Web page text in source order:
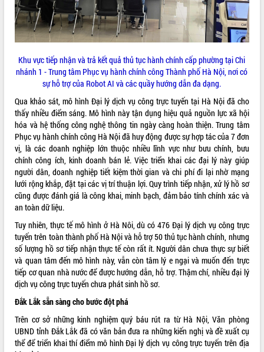
Lễ truy tặng danh hiệu “Bà Mẹ Việt
Nam Anh hùng” và trao Huân chương
Lao động
UBND tỉnh Đắk Lắk triển khai nhiệm
vụ 6 tháng cuối năm 2026
Kỳ họp thứ Hai, Hội đồng nhân dân
tỉnh khóa XI quyết nghị nhiều nội dung
quan trọng
Bí thư Tỉnh ủy Lương Nguyễn Minh
Triết thăm, tặng quà người có công với
cách mạng
Rà soát, hoàn thiện hệ thống thiết chế
văn hóa, thể thao đáp ứng yêu cầu
phát triển mới
Thường trực HĐND tỉnh Đắk Lắk gặp
mặt Đoàn chuyên gia y tế TP. Hồ Chí
Minh
Lễ truy điệu và an táng hài cốt liệt sĩ
tại Nghĩa trang Liệt sĩ xã Sơn Hòa
Bàn giải pháp tháo gỡ khó khăn trong
xuất khẩu sầu riêng và triển khai quy
định EUDR
Thứ trưởng Bộ Nông nghiệp và Môi
trường Nguyễn Hoàng Hiệp khảo sát
vùng trồng và doanh nghiệp đóng gói
sầu riêng tại Đắk Lắk
Trình diễn nghệ thuật chế biến các
ALBUM ẢNH
LIÊN KẾT WEB
Hôm nay: 11205
Tất cả: 66096873
Khu vực tiếp nhận và trả kết quả thủ tục hành chính cấp phường tại Chi
nhánh 1 - Trung tâm Phục vụ hành chính công Thành phố Hà Nội, nơi có
sự hỗ trợ của Robot AI và các quầy hướng dẫn đa dạng.
Qua khảo sát, mô hình Đại lý dịch vụ công trực tuyến tại Hà Nội đã cho
thấy nhiều điểm sáng. Mô hình này tận dụng hiệu quả nguồn lực xã hội
hóa và hệ thống công nghệ thông tin ngày càng hoàn thiện. Trung tâm
Phục vụ hành chính công Hà Nội đã huy động được sự hợp tác của 7 đơn
vị, là các doanh nghiệp lớn thuộc nhiều lĩnh vực như bưu chính, bưu
chính công ích, kinh doanh bán lẻ. Việc triển khai các đại lý này giúp
người dân, doanh nghiệp tiết kiệm thời gian và chi phí đi lại nhờ mạng
lưới rộng khắp, đặt tại các vị trí thuận lợi. Quy trình tiếp nhận, xử lý hồ sơ
cũng được đánh giá là công khai, minh bạch, đảm bảo tính chính xác và
an toàn dữ liệu.
Tuy nhiên, thực tế mô hình ở Hà Nôi, dù có 476 Đại lý dịch vụ công trực
tuyến trên toàn thành phố Hà Nội và hỗ trợ 50 thủ tục hành chính, nhưng
số lượng hồ sơ tiếp nhận thực tế còn rất ít. Người dân chưa thực sự biết
và quan tâm đến mô hình này, vẫn còn tâm lý e ngại và muốn đến trực
tiếp cơ quan nhà nước để được hướng dẫn, hỗ trợ. Thậm chí, nhiều đại lý
dịch vụ công trực tuyến chưa phát sinh hồ sơ.
Đắk Lắk sẵn sàng cho bước đột phá
Trên cơ sở những kinh nghiệm quý báu rút ra từ Hà Nội, Văn phòng
UBND tỉnh Đắk Lắk đã có văn bản đưa ra những kiến nghị và đề xuất cụ
thể để triển khai thí điểm mô hình Đại lý dịch vụ công trực tuyến trên địa